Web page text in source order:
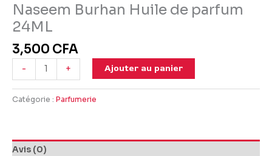
Naseem Burhan Huile de parfum
24ML
3,500 CFA
- + Ajouter au panier
Catégorie : Parfumerie
Avis (0)